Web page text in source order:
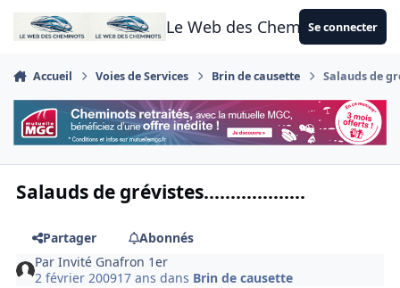
Aller au contenu
Le Web des CheminotsSe connecter
Accueil Voies de Services Brin de causette Salauds de
Salauds de grévistes...................
Partager
Abonnés
ParInvité Gnafron 1er
2 février 200917 ans dans Brin de causette